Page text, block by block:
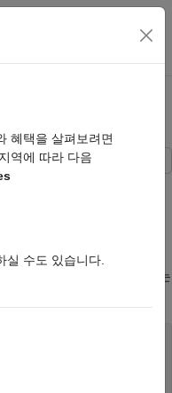
토글
거하기
(Transient)나 스파이크가
연스럽게 제거할 수 있는
향을 받고 있는 아날로그
해 보겠습니다. 샘플 레이트는
- 1)/fs;
혜택을 살펴보려면
역에 따라 다음
실 수도 있습니다.